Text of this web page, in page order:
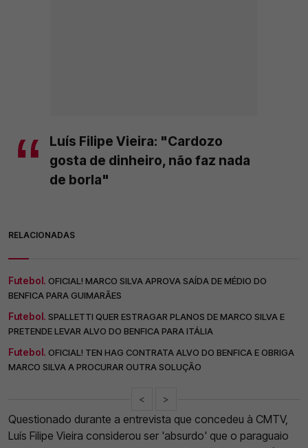
Luís Filipe Vieira: "Cardozo
gosta de dinheiro, não faz nada
de borla"
RELACIONADAS
Futebol. OFICIAL! MARCO SILVA APROVA SAÍDA DE MÉDIO DO
BENFICA PARA GUIMARÃES
Futebol. SPALLETTI QUER ESTRAGAR PLANOS DE MARCO SILVA E
PRETENDE LEVAR ALVO DO BENFICA PARA ITÁLIA
Futebol. OFICIAL! TEN HAG CONTRATA ALVO DO BENFICA E OBRIGA
MARCO SILVA A PROCURAR OUTRA SOLUÇÃO
< >
Questionado durante a entrevista que concedeu à CMTV,
Luís Filipe Vieira considerou ser 'absurdo' que o paraguaio